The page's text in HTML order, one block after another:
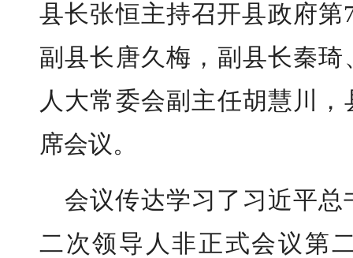
县长张恒主持召开县政府
副县长唐久梅，副县长秦
人大常委会副主任胡慧川
席会议。
会议传达学习了习近平
二次领导人非正式会议第